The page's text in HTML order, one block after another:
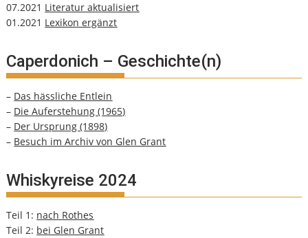
07.2021 Literatur aktualisiert
01.2021 Lexikon ergänzt
Caperdonich – Geschichte(n)
– Das hässliche Entlein
– Die Auferstehung (1965)
– Der Ursprung (1898)
– Besuch im Archiv von Glen Grant
Whiskyreise 2024
Teil 1: nach Rothes
Teil 2: bei Glen Grant